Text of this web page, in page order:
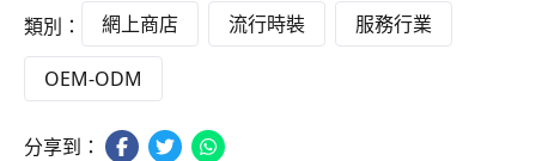
類別： 網上商店 流行時裝 服務行業
OEM-ODM
分享到：